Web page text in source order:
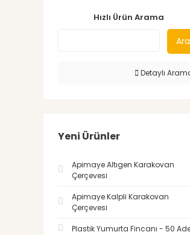
Hızlı Ürün Arama
Ara
Detaylı
Yeni Ürünler
Apimaye Altıgen Karakovan
Çerçevesi
Apimaye Kalpli Karakovan
Çerçevesi
Plastik Yumurta Fincanı - 50